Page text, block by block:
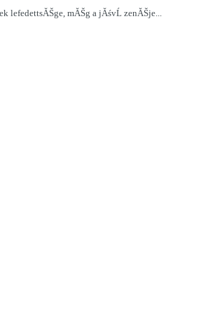
lefedettsĂŠge, mĂŠg a jĂśvĹ zenĂŠje...